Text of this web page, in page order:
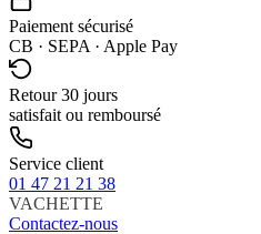
Paiement sécurisé
CB · SEPA · Apple Pay
Retour 30 jours
satisfait ou remboursé
Service client
01 47 21 21 38
VACHETTE
Contactez-nous